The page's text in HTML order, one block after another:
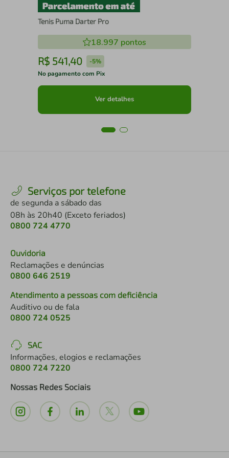
Tenis Puma Darter Pro
18.997 pontos
R$ 541,40 -5%
No pagamento com Pix
Ver detalhes
Serviços por telefone
de segunda a sábado das
08h às 20h40 (Exceto feriados)
0800 724 4770
Ouvidoria
Reclamações e denúncias
0800 646 2519
Atendimento a pessoas com deficiência
Auditivo ou de fala
0800 724 0525
SAC
Informações, elogios e reclamações
0800 724 7220
Nossas Redes Sociais